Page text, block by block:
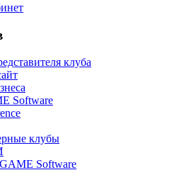
клуба
Software
клубы
Software